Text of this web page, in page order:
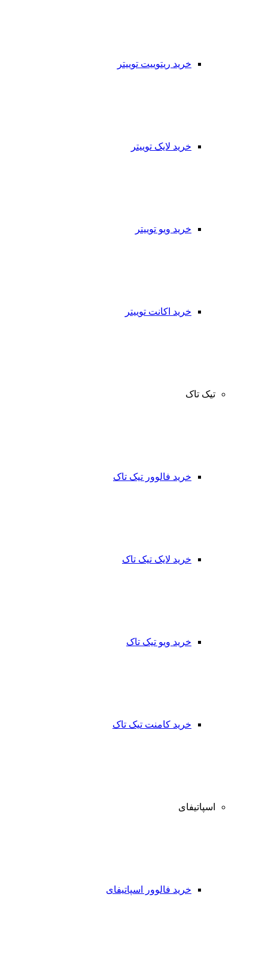
خرید ریتوییت توییتر
خرید لایک توییتر
خرید ویو توییتر
خرید اکانت توییتر
تیک تاک
خرید فالوور تیک تاک
خرید لایک تیک تاک
خرید ویو تیک تاک
خرید کامنت تیک تاک
اسپاتیفای
خرید فالوور اسپاتیفای